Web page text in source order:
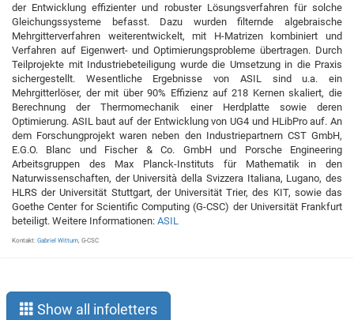
der Entwicklung effizienter und robuster Lösungsverfahren für solche
Gleichungssysteme befasst. Dazu wurden filternde algebraische
Mehrgitterverfahren weiterentwickelt, mit H-Matrizen kombiniert und
Verfahren auf Eigenwert- und Optimierungsprobleme übertragen. Durch
Teilprojekte mit Industriebeteiligung wurde die Umsetzung in die Praxis
sichergestellt. Wesentliche Ergebnisse von ASIL sind u.a. ein
Mehrgitterlöser, der mit über 90% Effizienz auf 218 Kernen skaliert, die
Berechnung der Thermomechanik einer Herdplatte sowie deren
Optimierung. ASIL baut auf der Entwicklung von UG4 und HLibPro auf. An
dem Forschungprojekt waren neben den Industriepartnern CST GmbH,
E.G.O. Blanc und Fischer & Co. GmbH und Porsche Engineering
Arbeitsgruppen des Max Planck-Instituts für Mathematik in den
Naturwissenschaften, der Università della Svizzera Italiana, Lugano, des
HLRS der Universität Stuttgart, der Universität Trier, des KIT, sowie das
Goethe Center for Scientific Computing (G-CSC) der Universität Frankfurt
beteiligt. Weitere Informationen: ASIL
Kontakt: Gabriel Wittum , G-CSC
Show all infoletters